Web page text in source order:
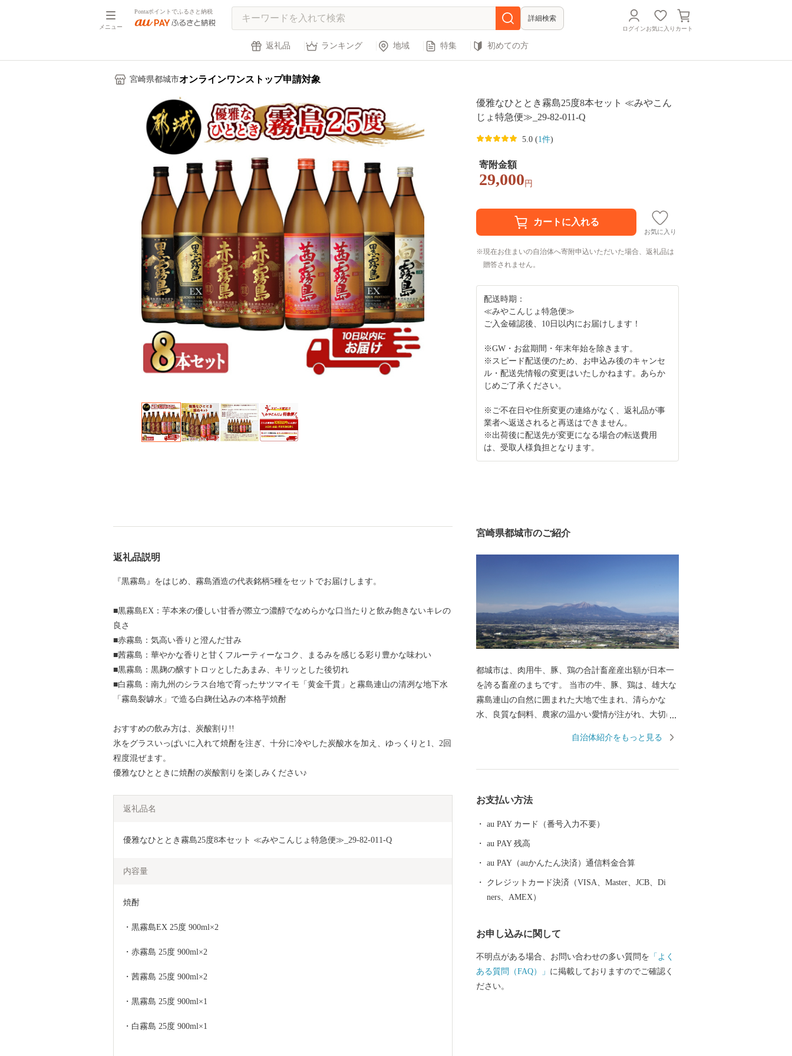
メニュー
Pontaポイントでふるさと納税
詳細検索
ログインお気に入り カート
返礼品 ランキング 地域 特集 初めての方
宮崎県都城市オンラインワンストップ申請対象
優雅なひととき霧島25度8本セット ≪みやこん
じょ特急便≫_29-82-011-Q
5.0 (1件)
寄附金額
29,000 円
お気に入り
現在お住まいの自治体へ寄附申込いただいた場合、返礼品は
贈答されません。
配送時期：
≪みやこんじょ特急便≫
ご入金確認後、10日以内にお届けします！
※GW・お盆期間・年末年始を除きます。
※スピード配送便のため、お申込み後のキャンセ
ル・配送先情報の変更はいたしかねます。あらか
じめご了承ください。
※ご不在日や住所変更の連絡がなく、返礼品が事
業者へ返送されると再送はできません。
※出荷後に配送先が変更になる場合の転送費用
は、受取人様負担となります。
返礼品説明
『黒霧島』をはじめ、霧島酒造の代表銘柄5種をセットでお届けします。
■黒霧島EX：芋本来の優しい甘香が際立つ濃醇でなめらかな口当たりと飲み飽きないキレの
良さ
■赤霧島：気高い香りと澄んだ甘み
■茜霧島：華やかな香りと甘くフルーティーなコク、まるみを感じる彩り豊かな味わい
■黒霧島：黒麹の醸すトロッとしたあまみ、キリッとした後切れ
■白霧島：南九州のシラス台地で育ったサツマイモ「黄金千貫」と霧島連山の清冽な地下水
「霧島裂罅水」で造る白麹仕込みの本格芋焼酎
おすすめの飲み方は、炭酸割り!!
氷をグラスいっぱいに入れて焼酎を注ぎ、十分に冷やした炭酸水を加え、ゆっくりと1、2回
程度混ぜます。
優雅なひとときに焼酎の炭酸割りを楽しみください♪
返礼品名
優雅なひととき霧島25度8本セット ≪みやこんじょ特急便≫_29-82-011-Q
内容量
焼酎
・黒霧島EX 25度 900ml×2
・赤霧島 25度 900ml×2
・茜霧島 25度 900ml×2
・黒霧島 25度 900ml×1
・白霧島 25度 900ml×1
宮崎県都城市のご紹介
都城市は、肉用牛、豚、鶏の合計畜産産出額が日本一
を誇る畜産のまちです。 当市の牛、豚、鶏は、雄大な
霧島連山の自然に囲まれた大地で生まれ、清らかな
水、良質な飼料、農家の温かい愛情が注がれ、大切に
もと、きめ細やかな霜降りと色艶の良い柔らかい肉質
いたしました。 豚肉は、養豚農家各々が厳選した穀物
に酵母、乳酸菌などを加えた飼料を与え、良質な肉質
は、それぞれの銘柄に合わせて独自の飼料や飼育方法
で生産されています。 日本一の出荷額を誇る焼酎は、
霧島山麓で育つサツマイモや地下深くからくみ上げら
を魅了し続けています。 「MADE IN 都城」、つまり
「都城産」にこだわっています！
自治体紹介をもっと見る
お支払い方法
au PAY カード（番号入力不要）
au PAY 残高
au PAY（auかんたん決済）通信料金合算
クレジットカード決済（VISA、Master、JCB、Di
ners、AMEX）
お申し込みに関して
不明点がある場合、お問い合わせの多い質問を 「よく
ある質問（FAQ）」 に掲載しておりますのでご確認く
ださい。